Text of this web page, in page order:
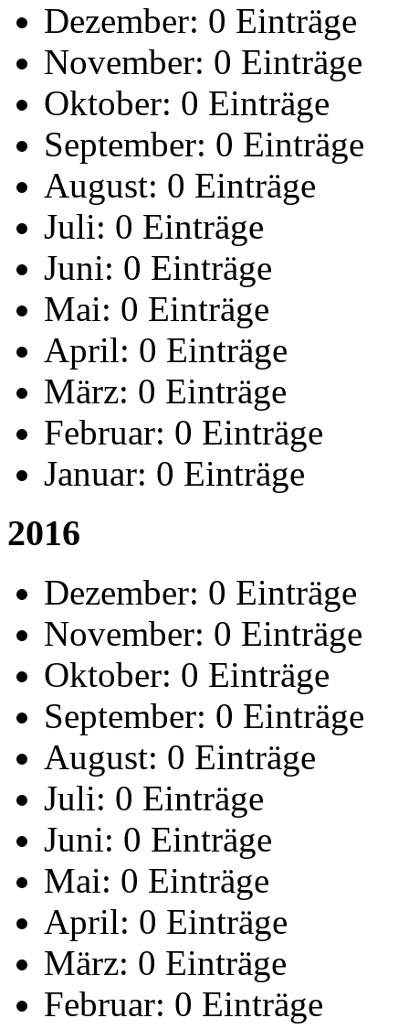
Dezember: 0 Einträge
November: 0 Einträge
Oktober: 0 Einträge
September: 0 Einträge
August: 0 Einträge
Juli: 0 Einträge
Juni: 0 Einträge
Mai: 0 Einträge
April: 0 Einträge
März: 0 Einträge
Februar: 0 Einträge
Januar: 0 Einträge
2016
Dezember: 0 Einträge
November: 0 Einträge
Oktober: 0 Einträge
September: 0 Einträge
August: 0 Einträge
Juli: 0 Einträge
Juni: 0 Einträge
Mai: 0 Einträge
April: 0 Einträge
März: 0 Einträge
Februar: 0 Einträge